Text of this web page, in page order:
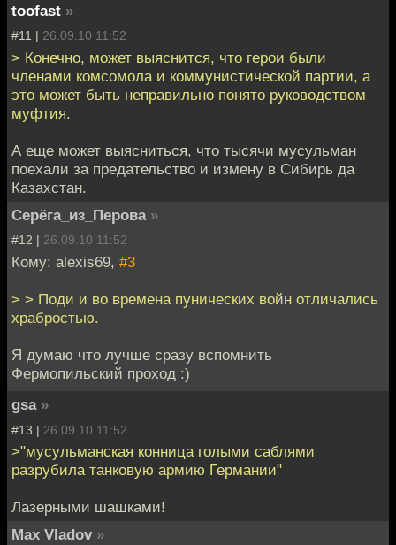
toofast »
#11 | 26.09.10 11:52
> Конечно, может выяснится, что герои были
членами комсомола и коммунистической партии, а
это может быть неправильно понято руководством
муфтия.
А еще может выясниться, что тысячи мусульман
поехали за предательство и измену в Сибирь да
Казахстан.
Серёга_из_Перова »
#12 | 26.09.10 11:52
Кому: alexis69, #3
> > Поди и во времена пунических войн отличались
храбростью.
Я думаю что лучше сразу вспомнить
Фермопильский проход :)
gsa »
#13 | 26.09.10 11:52
>"мусульманская конница голыми саблями
разрубила танковую армию Германии"
Лазерными шашками!
Max Vladov »